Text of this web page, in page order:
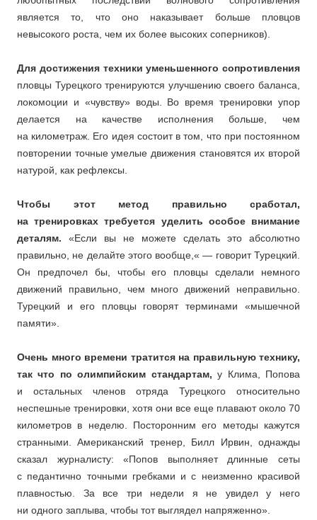
является то, что оно наказывает больше пловцов
невысокого роста, чем их более высоких соперников).
Для достижения техники уменьшенного сопротивления
пловцы Турецкого тренируются улучшению своего баланса,
локомоции и «чувству» воды. Во время тренировки упор
делается на качестве исполнения больше, чем
на километраж. Его идея состоит в том, что при постоянном
повторении точные умелые движения становятся их второй
натурой, как рефлексы.
Чтобы этот метод правильно сработал,
на тренировках требуется уделить особое внимание
деталям. «Если вы не можете сделать это абсолютно
правильно, не делайте этого вообще,« — говорит Турецкий.
Он предпочел бы, чтобы его пловцы сделали немного
движений правильно, чем много движений неправильно.
Турецкий и его пловцы говорят терминами «мышечной
памяти».
Очень много времени тратится на правильную технику,
так что по олимпийским стандартам, у Клима, Попова
и остальных членов отряда Турецкого относительно
неспешные тренировки, хотя они все еще плавают около 70
километров в неделю. Посторонним его методы кажутся
странными. Американский тренер, Билл Ирвин, однажды
сказал журналисту: «Попов выполняет длинные сеты
с педантично точными гребками и с неизменно красивой
плавностью. За все три недели я не увидел у него
ни одного заплыва, чтобы тот выглядел напряженно».